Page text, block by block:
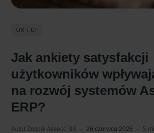
UX i UI
Jak ankiety satysfakcji
użytkowników
na rozwój systemów
ERP?
Autor Zespół Asseco BS 26 czerwca 2026 5